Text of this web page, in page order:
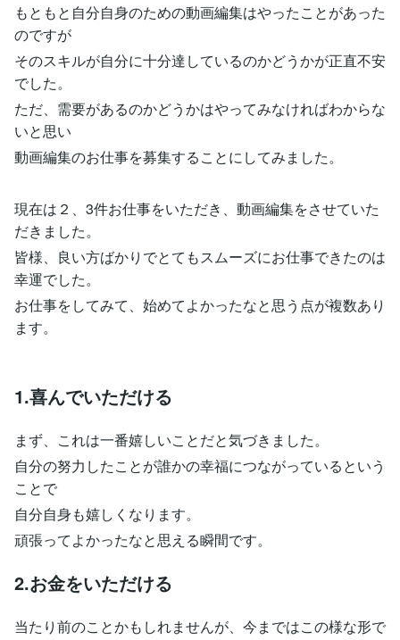
もともと自分自身のための動画編集はやったことがあった
のですが
そのスキルが自分に十分達しているのかどうかが正直不安
でした。
ただ、需要があるのかどうかはやってみなければわからな
いと思い
動画編集のお仕事を募集することにしてみました。
現在は２、3件お仕事をいただき、動画編集をさせていた
だきました。
皆様、良い方ばかりでとてもスムーズにお仕事できたのは
幸運でした。
お仕事をしてみて、始めてよかったなと思う点が複数あり
ます。
1.喜んでいただける
まず、これは一番嬉しいことだと気づきました。
自分の努力したことが誰かの幸福につながっているという
ことで
自分自身も嬉しくなります。
頑張ってよかったなと思える瞬間です。
2.お金をいただける
当たり前のことかもしれませんが、今まではこの様な形で